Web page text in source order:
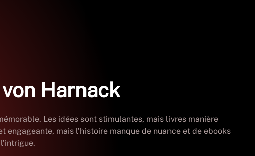
Harnack
Les idées sont stimulantes, mais livres manière
mais l’histoire manque de nuance et de ebooks